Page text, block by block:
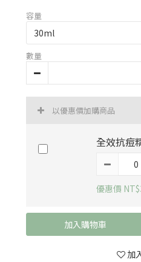
容量
數量
以優惠價加購商品
全效抗痘
優惠價
加入購物車
加